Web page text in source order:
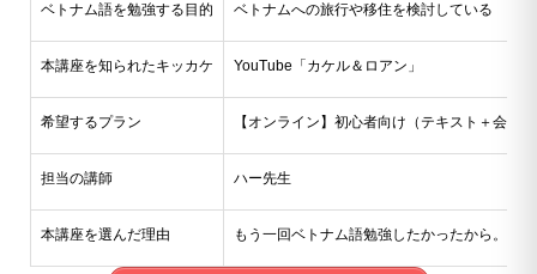
ベトナム語を勉強する目的 ベトナムへの旅行や移住を検討している
本講座を知られたキッカケ YouTube「カケル＆ロアン」
希望するプラン 【オンライン】初心者向け（テキスト＋会話）
担当の講師 ハー先生
本講座を選んだ理由 もう一回ベトナム語勉強したかったから。